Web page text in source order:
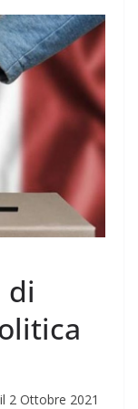
di
2 Ottobre 2021